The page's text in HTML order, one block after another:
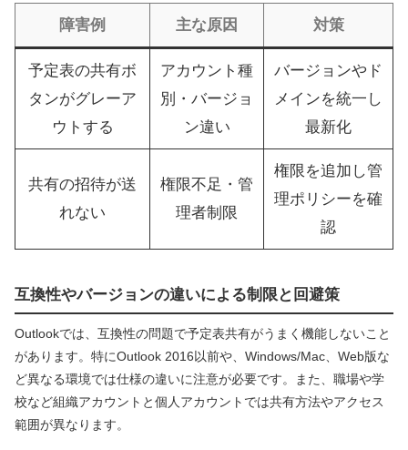
障害例 主な原因 対策
予定表の共有ボ
タンがグレーア
ウトする
アカウント種
別・バージョ
ン違い
バージョンやド
メインを統一し
最新化
共有の招待が送
れない
権限不足・管
理者制限
権限を追加し管
理ポリシーを確
認
互換性やバージョンの違いによる制限と回避策
Outlookでは、互換性の問題で予定表共有がうまく機能しないこと
があります。特にOutlook 2016以前や、Windows/Mac、Web版な
ど異なる環境では仕様の違いに注意が必要です。また、職場や学
校など組織アカウントと個人アカウントでは共有方法やアクセス
範囲が異なります。